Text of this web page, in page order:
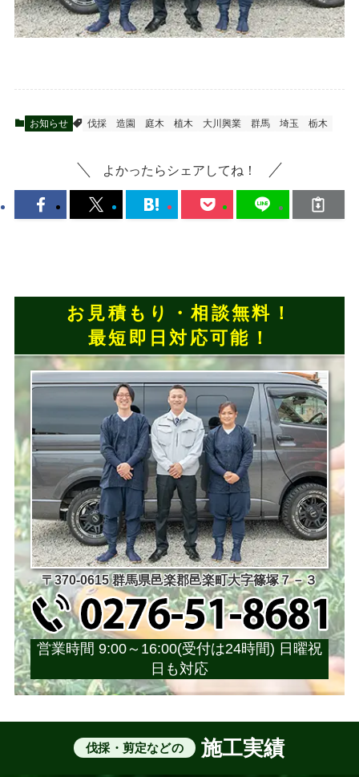
お知らせ 伐採 造園 庭木 植木 大川興業 群馬 埼玉 栃木
よかったらシェアしてね！
お見積もり・相談無料！
最短即日対応可能！
〒370-0615 群馬県邑楽郡邑楽町大字篠塚７－３
営業時間 9:00～16:00(受付は24時間) 日曜祝
日も対応
伐採・剪定などの 施工実績